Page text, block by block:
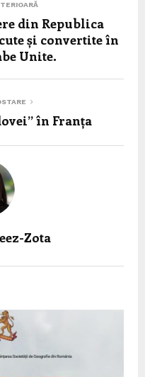
din Republica
și convertite în
Unite.
în Franța
Zota